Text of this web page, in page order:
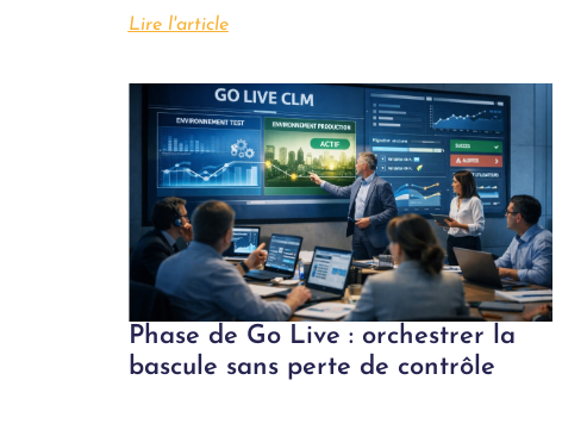
Lire l'article
Phase de Go Live : orchestrer la
bascule sans perte de contrôle